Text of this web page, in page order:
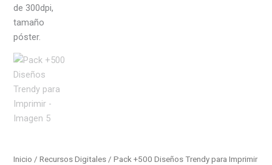
Inicio /Recursos Digitales / Pack +500 Diseños Trendy para Imprimir